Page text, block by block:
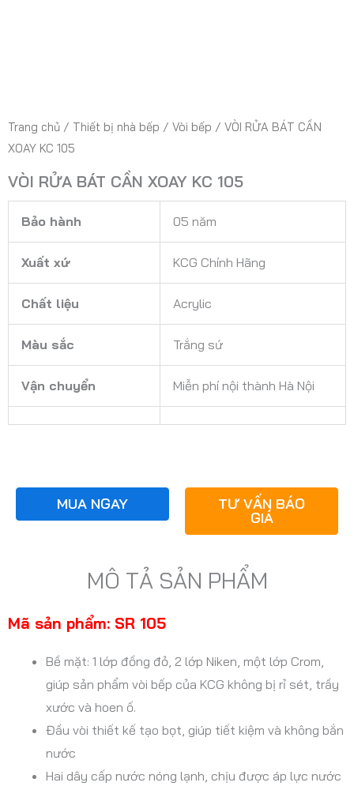
Trang chủ / Thiết bị nhà bếp / Vòi bếp / VÒI RỬA BÁT CẦN
XOAY KC 105
VÒI RỬA BÁT CẦN XOAY KC 105
Bảo hành 05 năm
Xuất xứ KCG Chính Hãng
Chất liệu Acrylic
Màu sắc Trắng sứ
Vận chuyển Miễn phí nội thành Hà Nội
MUA NGAY TƯ VẤN BÁO
GIÁ
MÔ TẢ SẢN PHẨM
Mã sản phẩm: SR 105
Bề mặt: 1 lớp đồng đỏ, 2 lớp Niken, một lớp Crom,
giúp sản phẩm vòi bếp của KCG không bị rỉ sét, trầy
xước và hoen ố.
Đầu vòi thiết kế tạo bọt, giúp tiết kiệm và không bắn
nước
Hai dây cấp nước nóng lạnh, chịu được áp lực nước